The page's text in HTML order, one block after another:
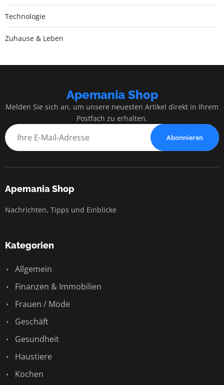
Technologie
Zuhause & Leben
Apemania Shop
Melden Sie sich an, um unsere neuesten Artikel direkt in Ihrem
Postfach zu erhalten.
Abonnieren
Apemania Shop
Nachrichten, Tipps und Einblicke
Kategorien
Allgemein
Finanzen & Immobilien
Frauen / Mode
Geschäft
Gesundheit
Haustiere
Kochen